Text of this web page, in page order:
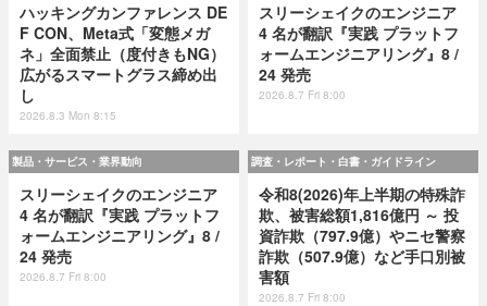
ハッキングカンファレンス DE
F CON、Meta式「変態メガ
ネ」全面禁止（度付きもNG）
広がるスマートグラス締め出
し
2026.8.3 Mon 8:15
スリーシェイクのエンジニア
4 名が翻訳『実践 プラットフ
ォームエンジニアリング』8 /
24 発売
2026.8.7 Fri 8:00
製品・サービス・業界動向
スリーシェイクのエンジニア
4 名が翻訳『実践 プラットフ
ォームエンジニアリング』8 /
24 発売
2026.8.7 Fri 8:00
調査・レポート・白書・ガイドライン
令和8(2026)年上半期の特殊詐
欺、被害総額1,816億円 ～ 投
資詐欺（797.9億）やニセ警察
詐欺（507.9億）など手口別被
害額
2026.8.7 Fri 8:00